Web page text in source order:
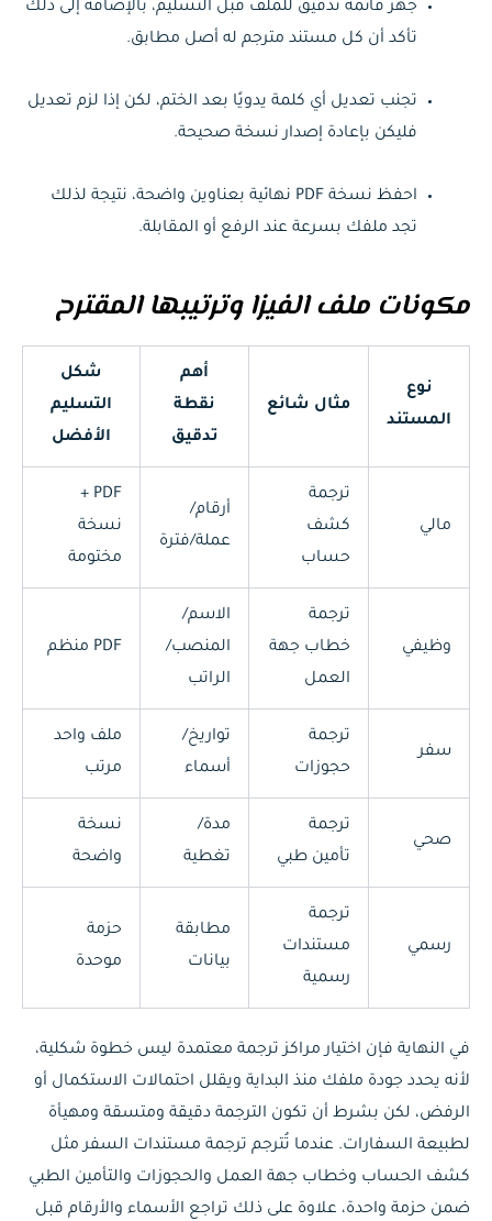
جهز قائمة تدقيق للملف قبل التسليم، بالإضافة إلى ذلك
تأكد أن كل مستند مترجم له أصل مطابق.
تجنب تعديل أي كلمة يدويًا بعد الختم، لكن إذا لزم تعديل
فليكن بإعادة إصدار نسخة صحيحة.
احفظ نسخة PDF نهائية بعناوين واضحة، نتيجة لذلك
تجد ملفك بسرعة عند الرفع أو المقابلة.
مكونات ملف الفيزا وترتيبها المقترح
نوع
المستند
مثال شائع
أهم
نقطة
تدقيق
شكل
التسليم
الأفضل
مالي
ترجمة
كشف
حساب
أرقام/
عملة/فترة
PDF +
نسخة
مختومة
وظيفي
ترجمة
خطاب جهة
العمل
الاسم/
المنصب/
الراتب
PDF منظم
سفر
ترجمة
حجوزات
تواريخ/
أسماء
ملف واحد
مرتب
صحي
ترجمة
تأمين طبي
مدة/
تغطية
نسخة
واضحة
رسمي
ترجمة
مستندات
رسمية
مطابقة
بيانات
حزمة
موحدة
في النهاية فإن اختيار مراكز ترجمة معتمدة ليس خطوة شكلية،
لأنه يحدد جودة ملفك منذ البداية ويقلل احتمالات الاستكمال أو
الرفض، لكن بشرط أن تكون الترجمة دقيقة ومتسقة ومهيأة
لطبيعة السفارات. عندما تُترجم ترجمة مستندات السفر مثل
كشف الحساب وخطاب جهة العمل والحجوزات والتأمين الطبي
ضمن حزمة واحدة، علاوة على ذلك تراجع الأسماء والأرقام قبل